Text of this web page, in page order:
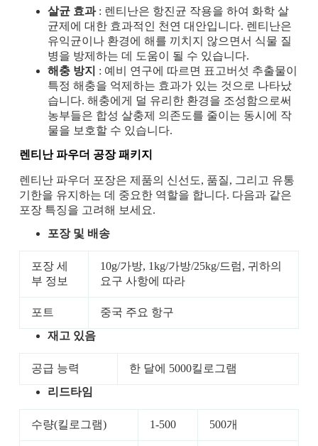
살균 효과: 렌티난은 항진균 작용을 하여 화학 살
균제에 대한 효과적인 천연 대안입니다. 렌티난은
유익균이나 환경에 해를 끼치지 않으면서 식물 질
병을 방제하는 데 도움이 될 수 있습니다.
해충 방지 : 예비 연구에 따르면 표고버섯 추출물이
특정 해충을 억제하는 효과가 있는 것으로 나타났
습니다. 해충에게 덜 유리한 환경을 조성함으로써
농부들은 합성 살충제 의존도를 줄이는 동시에 작
물을 보호할 수 있습니다.
렌티난 파우더 공장 패키지
렌티난 파우더 포장은 제품의 신선도, 품질, 그리고 유통
기한을 유지하는 데 중요한 역할을 합니다. 다음과 같은
포장 특징을 고려해 보세요.
포장 및 배송
포장 세
부 정보
10g/가방, 1kg/가방/25kg/드럼, 귀하의
요구 사항에 따라
포트
중국 주요 항구
재고 있음
공급 능력
한 달에 5000킬로그램
리드타임
수량(킬로그램) 1-500 500개